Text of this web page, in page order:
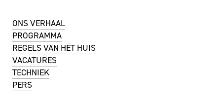
ONS VERHAAL
PROGRAMMA
REGELS VAN HET HUIS
VACATURES
TECHNIEK
PERS